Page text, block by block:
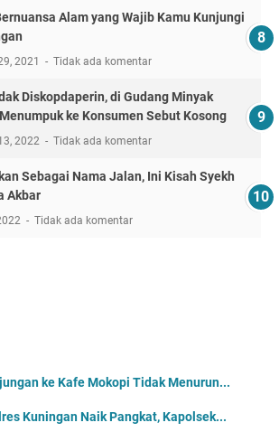
Alam yang Wajib Kamu Kunjungi
2021 Tidak ada komentar
Diskopdaperin, di Gudang Minyak
ke Konsumen Sebut Kosong
2022 Tidak ada komentar
Sebagai Nama Jalan, Ini Kisah Syekh
Akbar
Tidak ada komentar
ke Kafe Mokopi Tidak Menurun...
Kuningan Naik Pangkat, Kapolsek...